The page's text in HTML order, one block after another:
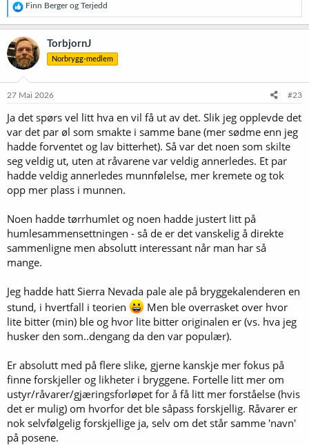
R
e
a
k
s
j
o
e
:
Finn Bergerog Terjedd
TorbjornJ
Norbrygg-medlem
27 Mai 2026 #23
Ja det spørs vel litt hva en vil få ut av det. Slik jeg opplevde det
var det par øl som smakte i samme bane (mer sødme enn jeg
hadde forventet og lav bitterhet). Så var det noen som skilte
seg veldig ut, uten at råvarene var veldig annerledes. Et par
hadde veldig annerledes munnfølelse, mer kremete og tok
opp mer plass i munnen.
Noen hadde tørrhumlet og noen hadde justert litt på
humlesammensettningen - så de er det vanskelig å direkte
sammenligne men absolutt interessant når man har så
mange.
Jeg hadde hatt Sierra Nevada pale ale på bryggekalenderen en
stund, i hvertfall i teorien
Men ble overrasket over hvor
lite bitter (min) ble og hvor lite bitter originalen er (vs. hva jeg
husker den som..dengang da den var populær).
Er absolutt med på flere slike, gjerne kanskje mer fokus på
finne forskjeller og likheter i bryggene. Fortelle litt mer om
ustyr/råvarer/gjæringsforløpet for å få litt mer forståelse (hvis
det er mulig) om hvorfor det ble såpass forskjellig. Råvarer er
nok selvfølgelig forskjellige ja, selv om det står samme 'navn'
på posene.